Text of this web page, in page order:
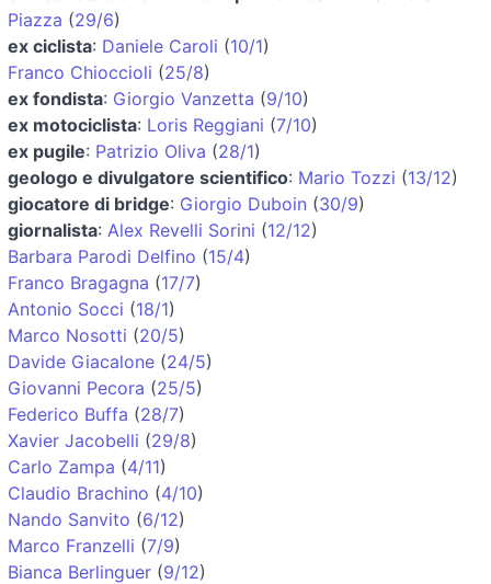
Piazza (29/6)
ex ciclista: Daniele Caroli (10/1)
Franco Chioccioli (25/8)
ex fondista: Giorgio Vanzetta (9/10)
ex motociclista: Loris Reggiani (7/10)
ex pugile: Patrizio Oliva (28/1)
geologo e divulgatore scientifico: Mario Tozzi (13/12)
giocatore di bridge: Giorgio Duboin (30/9)
giornalista: Alex Revelli Sorini (12/12)
Barbara Parodi Delfino (15/4)
Franco Bragagna (17/7)
Antonio Socci (18/1)
Marco Nosotti (20/5)
Davide Giacalone (24/5)
Giovanni Pecora (25/5)
Federico Buffa (28/7)
Xavier Jacobelli (29/8)
Carlo Zampa (4/11)
Claudio Brachino (4/10)
Nando Sanvito (6/12)
Marco Franzelli (7/9)
Bianca Berlinguer (9/12)